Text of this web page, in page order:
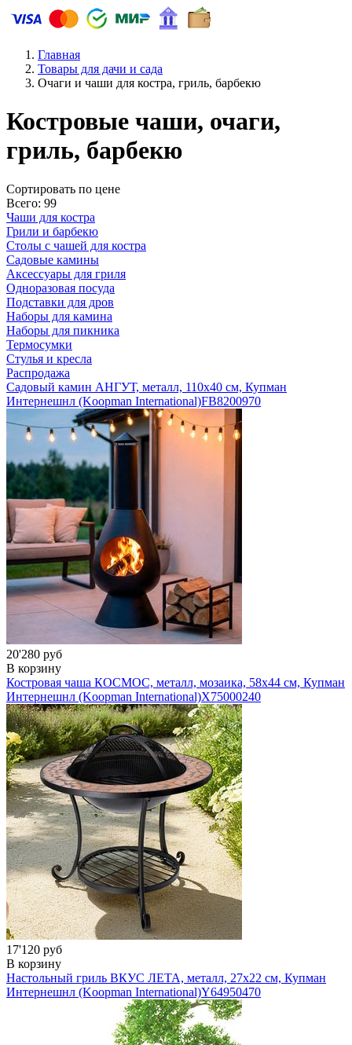
Главная
Товары для дачи и сада
Очаги и чаши для костра, гриль, барбекю
Костровые чаши, очаги,
гриль, барбекю
Cортировать по цене
Всего: 99
Чаши для костра
Грили и барбекю
Столы с чашей для костра
Садовые камины
Аксессуары для гриля
Одноразовая посуда
Подставки для дров
Наборы для камина
Наборы для пикника
Термосумки
Стулья и кресла
Распродажа
Садовый камин АНГУТ, металл, 110х40 см, Купман
Интернешнл (Koopman International)FB8200970
20'280 руб
В корзину
Костровая чаша КОСМОС, металл, мозаика, 58х44 см, Купман
Интернешнл (Koopman International)X75000240
17'120 руб
В корзину
Настольный гриль ВКУС ЛЕТА, металл, 27х22 см, Купман
Интернешнл (Koopman International)Y64950470